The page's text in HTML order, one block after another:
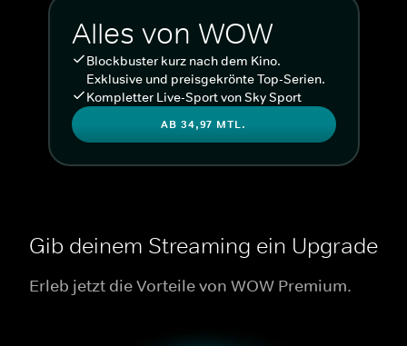
Alles von WOW
Blockbuster kurz nach dem Kino.
Exklusive und preisgekrönte Top-Serien.
Kompletter Live-Sport von Sky Sport
AB 34,97 MTL.
Gib deinem Streaming ein Upgrade
Erleb jetzt die Vorteile von WOW Premium.